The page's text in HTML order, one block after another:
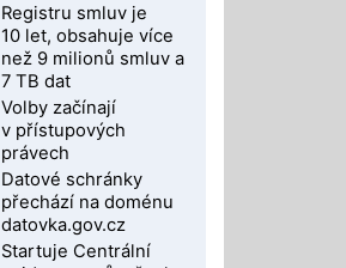
Registru smluv je
10 let, obsahuje více
než 9 milionů smluv a
7 TB dat
Volby začínají
v přístupových
právech
Datové schránky
přechází na doménu
datovka.gov.cz
Startuje Centrální